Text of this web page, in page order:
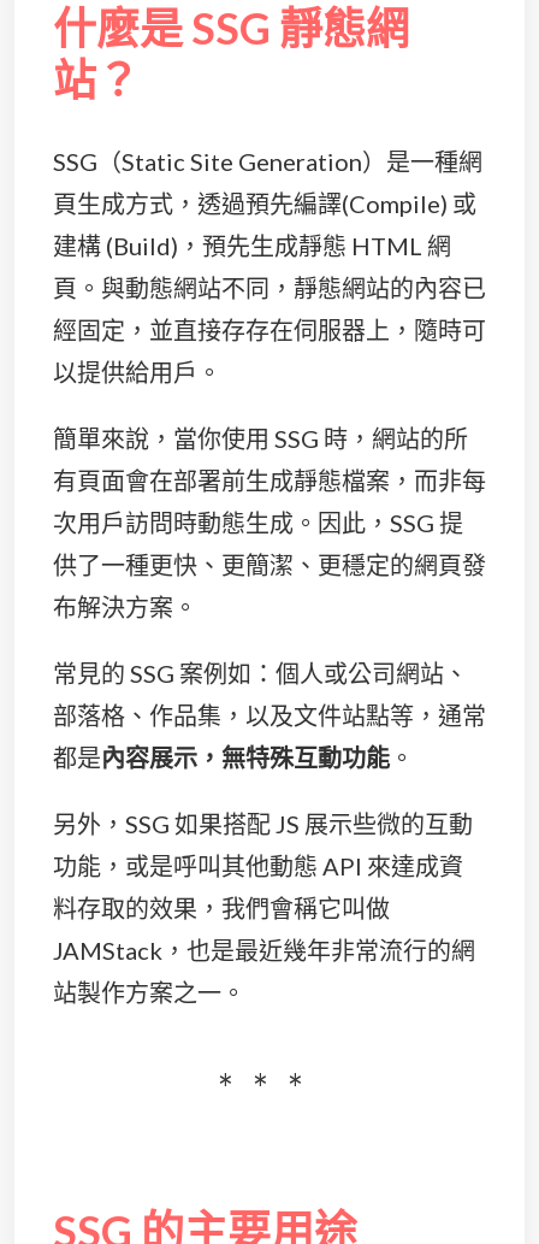
什麼是 SSG 靜態網
站？
SSG（Static Site Generation）是一種網
頁生成方式，透過預先編譯(Compile) 或
建構 (Build)，預先生成靜態 HTML 網
頁。與動態網站不同，靜態網站的內容已
經固定，並直接存存在伺服器上，隨時可
以提供給用戶。
簡單來說，當你使用 SSG 時，網站的所
有頁面會在部署前生成靜態檔案，而非每
次用戶訪問時動態生成。因此，SSG 提
供了一種更快、更簡潔、更穩定的網頁發
布解決方案。
常見的 SSG 案例如：個人或公司網站、
部落格、作品集，以及文件站點等，通常
都是內容展示，無特殊互動功能。
另外，SSG 如果搭配 JS 展示些微的互動
功能，或是呼叫其他動態 API 來達成資
料存取的效果，我們會稱它叫做
JAMStack，也是最近幾年非常流行的網
站製作方案之一。
SSG 的主要用途